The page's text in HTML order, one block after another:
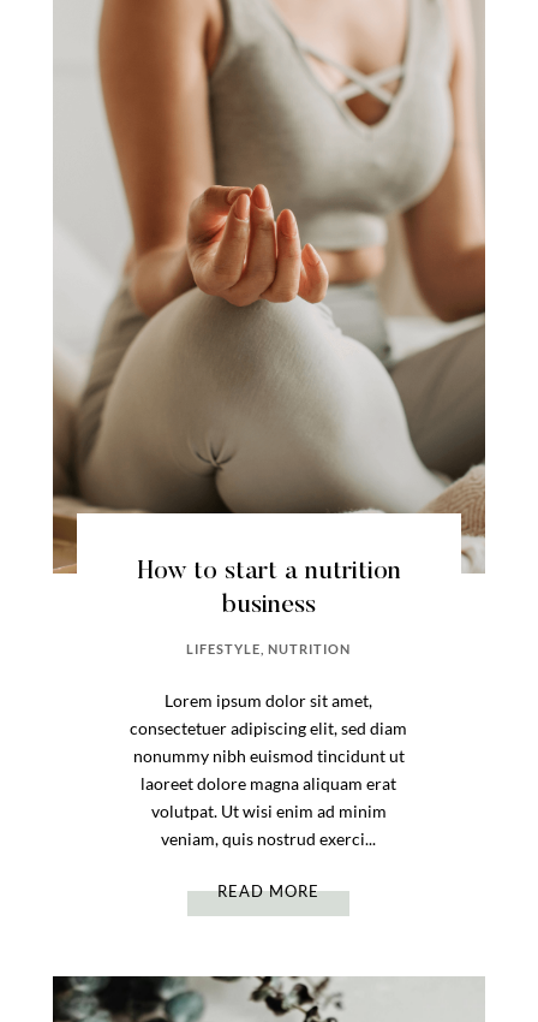
How to start a nutrition
business
LIFESTYLE ,NUTRITION
Lorem ipsum dolor sit amet,
consectetuer adipiscing elit, sed diam
nonummy nibh euismod tincidunt ut
laoreet dolore magna aliquam erat
volutpat. Ut wisi enim ad minim
veniam, quis nostrud exerci...
READ MORE